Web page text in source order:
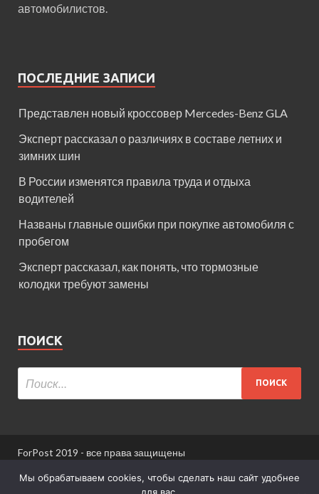
автомобилистов.
ПОСЛЕДНИЕ ЗАПИСИ
Представлен новый кроссовер Mercedes-Benz GLA
Эксперт рассказал о различиях в составе летних и
зимних шин
В России изменятся правила труда и отдыха
водителей
Названы главные ошибки при покупке автомобиля с
пробегом
Эксперт рассказал, как понять, что тормозные
колодки требуют замены
ПОИСК
ForPost 2019 - все права защищены
При использовании материалов сайта ссылка
Мы обрабатываем cookies, чтобы сделать наш сайт удобнее